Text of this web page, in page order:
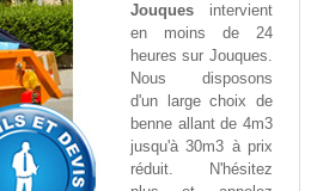
Jouquesintervient
en moins de 24
heures sur Jouques.
Nous disposons
d'un large choix de
benne allant de 4m3
jusqu'à 30m3 à prix
réduit. N'hésitez